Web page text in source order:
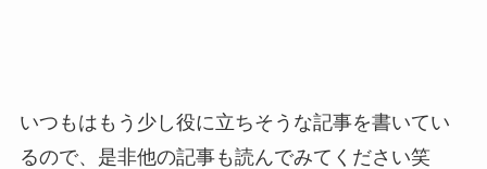
いつもはもう少し役に立ちそうな記事を書いてい
るので、是非他の記事も読んでみてください笑